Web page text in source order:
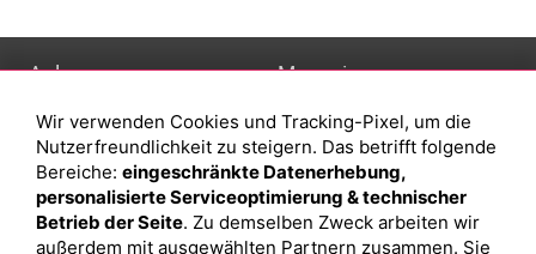
Anlage
Depot eröffnen
Depot vergleichen
Junior Depot
Top-Seller-Fonds
Magazin
Was sind sind ETFs?
Sparplan Vorteile
Was ist ein Fonds?
Wir verwenden Cookies und Tracking-Pixel, um die
Nutzerfreundlichkeit zu steigern. Das betrifft folgende
Bereiche: eingeschränkte Datenerhebung,
personalisierte Serviceoptimierung & technischer
Betrieb der Seite. Zu demselben Zweck arbeiten wir
außerdem mit ausgewählten Partnern zusammen. Sie